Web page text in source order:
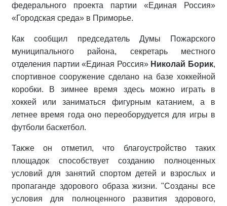
федерального проекта партии «Единая Россия»
«Городская среда» в Приморье.
Как сообщил председатель Думы Пожарского
муниципального района, секретарь местного
отделения партии «Единая Россия» Николай Борик,
спортивное сооружение сделано на базе хоккейной
коробки. В зимнее время здесь можно играть в
хоккей или заниматься фигурным катанием, а в
летнее время года оно переоборудуется для игры в
футболи баскетбол.
Также он отметил, что благоустройство таких
площадок способствует созданию полноценных
условий для занятий спортом детей и взрослых и
пропаганде здорового образа жизни. "Созданы все
условия для полноценного развития здорового,